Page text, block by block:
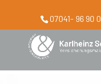
07041- 96 90 0